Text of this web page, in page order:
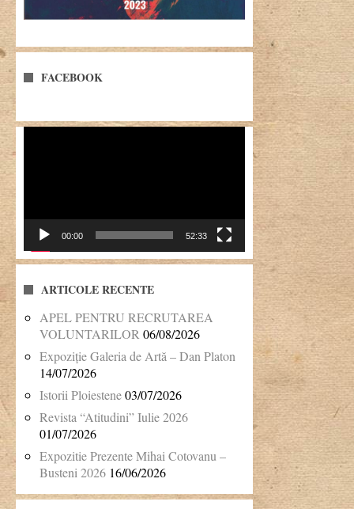
FACEBOOK
00:00 52:33
ARTICOLE RECENTE
APEL PENTRU RECRUTAREA
VOLUNTARILOR06/08/2026
Expoziție Galeria de Artă – Dan Platon
14/07/2026
Istorii Ploiestene03/07/2026
Revista “Atitudini” Iulie 2026
01/07/2026
Expozitie Prezente Mihai Cotovanu –
Busteni 2026 16/06/2026